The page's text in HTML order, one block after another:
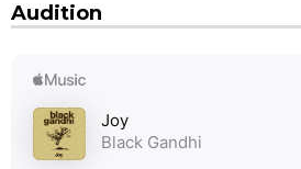
Audition